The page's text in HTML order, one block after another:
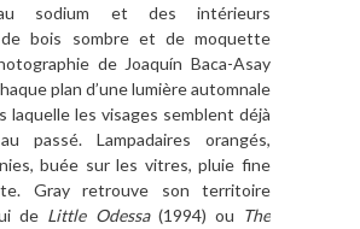
sodium et des intérieurs
bois sombre et de moquette
de Joaquín Baca-Asay
plan d’une lumière automnale
laquelle les visages semblent déjà
passé. Lampadaires orangés,
buée sur les vitres, pluie fine
Gray retrouve son territoire
de Little Odessa(1994) ou The